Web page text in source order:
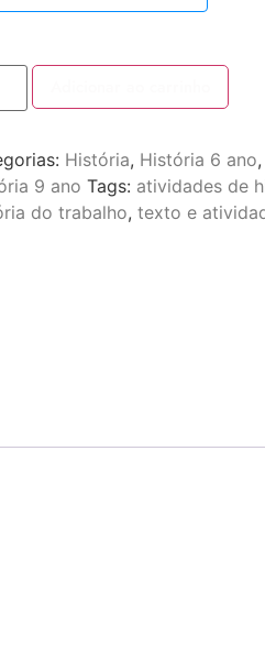
História, História 6 ano,
9 ano Tags: atividades de
do trabalho, texto e